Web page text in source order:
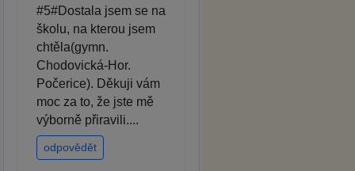
#5#Dostala jsem se na
školu, na kterou jsem
chtěla(gymn.
Chodovická-Hor.
Počerice). Děkuji vám
moc za to, že jste mě
výborně přiravili....
odpovědět